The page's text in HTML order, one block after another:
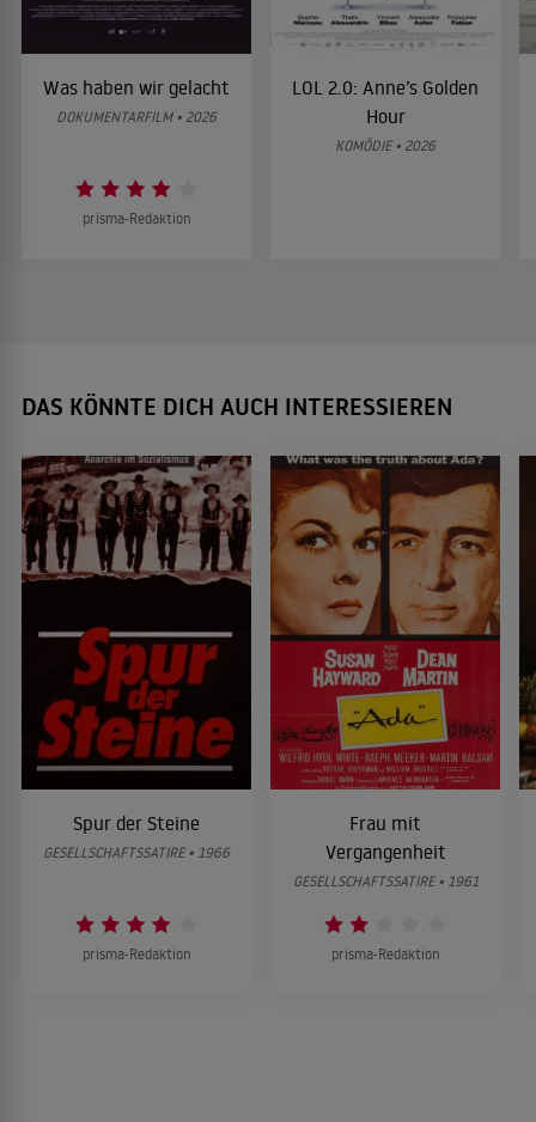
Was haben wir gelacht
DOKUMENTARFILM • 2026
prisma-Redaktion
LOL 2.0: Anne’s Golden
Hour
KOMÖDIE • 2026
DAS KÖNNTE DICH AUCH INTERESSIEREN
Spur der Steine
GESELLSCHAFTSSATIRE • 1966
prisma-Redaktion
Frau mit
Vergangenheit
GESELLSCHAFTSSATIRE • 1961
prisma-Redaktion